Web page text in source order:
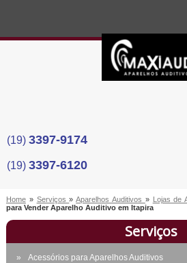
(19) 3397-9174
(19) 3397-6120
Home » Serviços»Aparelhos Auditivos » Lojas de
para Vender Aparelho Auditivo em Itapira
Serviços
Acessórios para Aparelhos Auditivos